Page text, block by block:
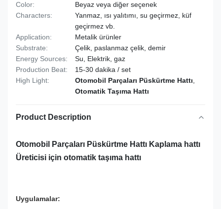
Color:
Beyaz veya diğer seçenek
Characters:
Yanmaz, ısı yalıtımı, su geçirmez, küf
geçirmez vb.
Application:
Metalik ürünler
Substrate:
Çelik, paslanmaz çelik, demir
Energy Sources:
Su, Elektrik, gaz
Production Beat:
15-30 dakika / set
High Light:
Otomobil Parçaları Püskürtme Hattı
Otomatik Taşıma Hattı
Product Description
Otomobil Parçaları Püskürtme Hattı Kaplama hattı
Üreticisi için otomatik taşıma hattı
Uygulamalar: